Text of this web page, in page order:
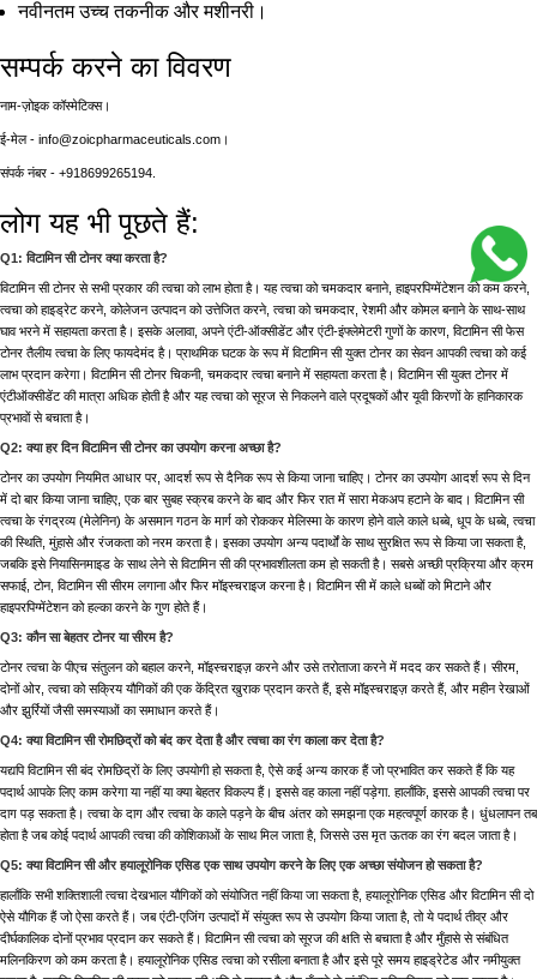
नवीनतम उच्च तकनीक और मशीनरी।
सम्पर्क करने का विवरण
नाम-ज़ोइक कॉस्मेटिक्स।
ई-मेल - info@zoicpharmaceuticals.com।
संपर्क नंबर - +918699265194.
लोग यह भी पूछते हैं:
Q1: विटामिन सी टोनर क्या करता है?
विटामिन सी टोनर से सभी प्रकार की त्वचा को लाभ होता है। यह त्वचा को चमकदार बनाने, हाइपरपिग्मेंटेशन को कम करने,
त्वचा को हाइड्रेट करने, कोलेजन उत्पादन को उत्तेजित करने, त्वचा को चमकदार, रेशमी और कोमल बनाने के साथ-साथ
घाव भरने में सहायता करता है। इसके अलावा, अपने एंटी-ऑक्सीडेंट और एंटी-इंफ्लेमेटरी गुणों के कारण, विटामिन सी फेस
टोनर तैलीय त्वचा के लिए फायदेमंद है। प्राथमिक घटक के रूप में विटामिन सी युक्त टोनर का सेवन आपकी त्वचा को कई
लाभ प्रदान करेगा। विटामिन सी टोनर चिकनी, चमकदार त्वचा बनाने में सहायता करता है। विटामिन सी युक्त टोनर में
एंटीऑक्सीडेंट की मात्रा अधिक होती है और यह त्वचा को सूरज से निकलने वाले प्रदूषकों और यूवी किरणों के हानिकारक
प्रभावों से बचाता है।
Q2: क्या हर दिन विटामिन सी टोनर का उपयोग करना अच्छा है?
टोनर का उपयोग नियमित आधार पर, आदर्श रूप से दैनिक रूप से किया जाना चाहिए। टोनर का उपयोग आदर्श रूप से दिन
में दो बार किया जाना चाहिए, एक बार सुबह स्क्रब करने के बाद और फिर रात में सारा मेकअप हटाने के बाद। विटामिन सी
त्वचा के रंगद्रव्य (मेलेनिन) के असमान गठन के मार्ग को रोककर मेलिस्मा के कारण होने वाले काले धब्बे, धूप के धब्बे, त्वचा
की स्थिति, मुंहासे और रंजकता को नरम करता है। इसका उपयोग अन्य पदार्थों के साथ सुरक्षित रूप से किया जा सकता है,
जबकि इसे नियासिनमाइड के साथ लेने से विटामिन सी की प्रभावशीलता कम हो सकती है। सबसे अच्छी प्रक्रिया और क्रम
सफाई, टोन, विटामिन सी सीरम लगाना और फिर मॉइस्चराइज करना है। विटामिन सी में काले धब्बों को मिटाने और
हाइपरपिग्मेंटेशन को हल्का करने के गुण होते हैं।
Q3: कौन सा बेहतर टोनर या सीरम है?
टोनर त्वचा के पीएच संतुलन को बहाल करने, मॉइस्चराइज़ करने और उसे तरोताजा करने में मदद कर सकते हैं। सीरम,
दोनों ओर, त्वचा को सक्रिय यौगिकों की एक केंद्रित खुराक प्रदान करते हैं, इसे मॉइस्चराइज़ करते हैं, और महीन रेखाओं
और झुर्रियों जैसी समस्याओं का समाधान करते हैं।
Q4: क्या विटामिन सी रोमछिद्रों को बंद कर देता है और त्वचा का रंग काला कर देता है?
यद्यपि विटामिन सी बंद रोमछिद्रों के लिए उपयोगी हो सकता है, ऐसे कई अन्य कारक हैं जो प्रभावित कर सकते हैं कि यह
पदार्थ आपके लिए काम करेगा या नहीं या क्या बेहतर विकल्प हैं। इससे वह काला नहीं पड़ेगा. हालाँकि, इससे आपकी त्वचा पर
दाग पड़ सकता है। त्वचा के दाग और त्वचा के काले पड़ने के बीच अंतर को समझना एक महत्वपूर्ण कारक है। धुंधलापन तब
होता है जब कोई पदार्थ आपकी त्वचा की कोशिकाओं के साथ मिल जाता है, जिससे उस मृत ऊतक का रंग बदल जाता है।
Q5: क्या विटामिन सी और हयालूरोनिक एसिड एक साथ उपयोग करने के लिए एक अच्छा संयोजन हो सकता है?
हालाँकि सभी शक्तिशाली त्वचा देखभाल यौगिकों को संयोजित नहीं किया जा सकता है, हयालूरोनिक एसिड और विटामिन सी दो
ऐसे यौगिक हैं जो ऐसा करते हैं। जब एंटी-एजिंग उत्पादों में संयुक्त रूप से उपयोग किया जाता है, तो ये पदार्थ तीव्र और
दीर्घकालिक दोनों प्रभाव प्रदान कर सकते हैं। विटामिन सी त्वचा को सूरज की क्षति से बचाता है और मुँहासे से संबंधित
मलिनकिरण को कम करता है। हयालूरोनिक एसिड त्वचा को रसीला बनाता है और इसे पूरे समय हाइड्रेटेड और नमीयुक्त